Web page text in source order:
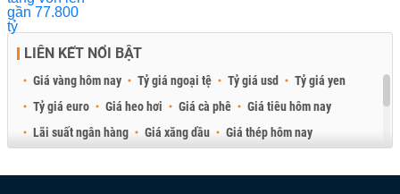
LIÊN KẾT NỔI BẬT
Giá vàng hôm nay Tỷ giá ngoại tệ Tỷ giá usd
Tỷ giá yen
Tỷ giá euro
Giá heo hơi Giá cà phê
Giá tiêu hôm nay
Lãi suất ngân hàng
Giá xăng dầu
Giá thép hôm nay